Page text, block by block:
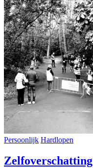
Persoonlijk Hardlopen
Zelfoverschatting